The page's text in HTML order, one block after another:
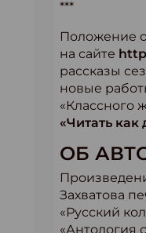
***
Положение
на сайте
рассказы
новые
«Классного
«Читать как
ОБ
Захватова
«Русский
«Антология